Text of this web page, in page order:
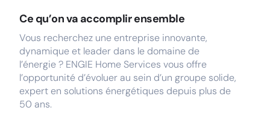
Ce qu’on va accomplir ensemble
Vous recherchez une entreprise innovante,
dynamique et leader dans le domaine de
l’énergie ? ENGIE Home Services vous offre
l’opportunité d’évoluer au sein d’un groupe solide,
expert en solutions énergétiques depuis plus de
50 ans.